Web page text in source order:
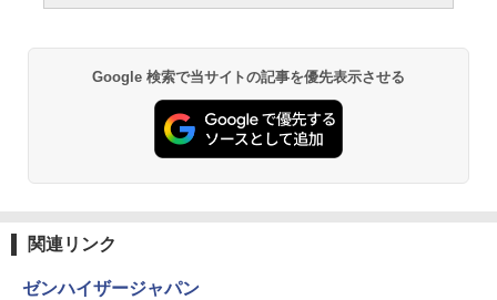
Google 検索で当サイトの記事を優先表示させる
関連リンク
ゼンハイザージャパン